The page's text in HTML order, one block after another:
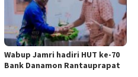
Wabup Jamri hadiri HUT ke-70
Bank Danamon Rantauprapat